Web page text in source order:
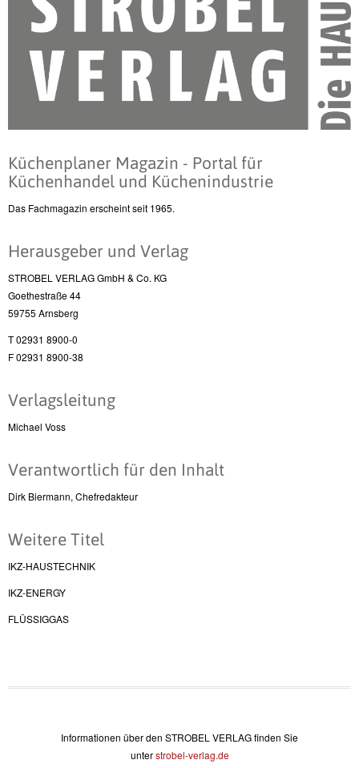
Küchenplaner Magazin - Portal für
Küchenhandel und Küchenindustrie
Das Fachmagazin erscheint seit 1965.
Herausgeber und Verlag
STROBEL VERLAG GmbH & Co. KG
Goethestraße 44
59755 Arnsberg
T 02931 8900-0
F 02931 8900-38
Verlagsleitung
Michael Voss
Verantwortlich für den Inhalt
Dirk Biermann, Chefredakteur
Weitere Titel
IKZ-HAUSTECHNIK
IKZ-ENERGY
FLÜSSIGGAS
Informationen über den STROBEL VERLAG finden Sie
unterstrobel-verlag.de